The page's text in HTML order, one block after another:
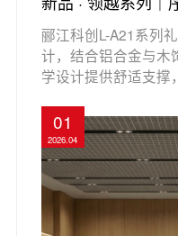
空间
郦江科创L-A21系列
计，结合铝合金与木
学设计提供舒适支撑
每一处设计都旨在
的亮点与高效会议的
01
2026.04